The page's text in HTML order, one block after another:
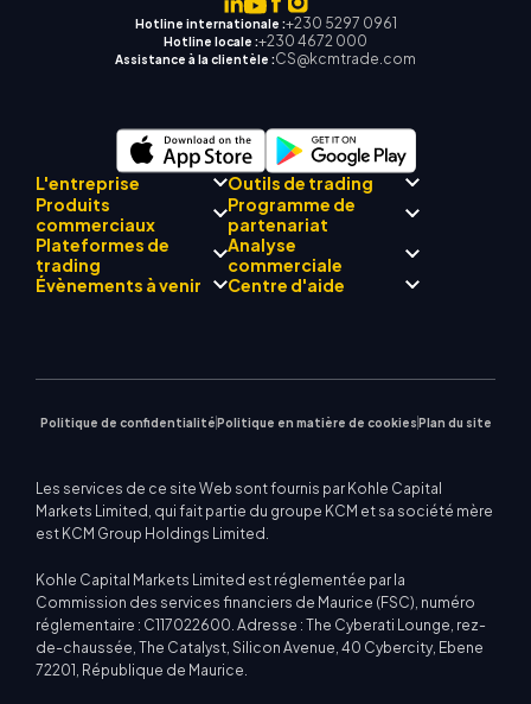
Hotline internationale :+230 5297 0961
Hotline locale :+230 4672 000
Assistance à la clientèle :CS@kcmtrade.com
L'entreprise
Conformité réglementaire
À propos de
L'équipe
Philosophie d'entreprise
Actualités de l'entreprise
Outils de trading
Mentor
Centre de signalisation
commerciale KCM
Calendrier économique
Assistance EA pour MT4
Produits
commerciaux
Forex
Métaux précieux
Énergies
Programme de
partenariat
Présentation du
programme Broker
Plateformes de
trading
Analyse
commerciale
Évènements à venir Centre d'aide
Politique de confidentialitéPolitique en matière de cookiesPlan du site
Les services de ce site Web sont fournis par Kohle Capital
Markets Limited, qui fait partie du groupe KCM et sa société mère
est KCM Group Holdings Limited.
Kohle Capital Markets Limited est réglementée par la
Commission des services financiers de Maurice (FSC), numéro
réglementaire : C117022600. Adresse : The Cyberati Lounge, rez-
de-chaussée, The Catalyst, Silicon Avenue, 40 Cybercity, Ebene
72201, République de Maurice.